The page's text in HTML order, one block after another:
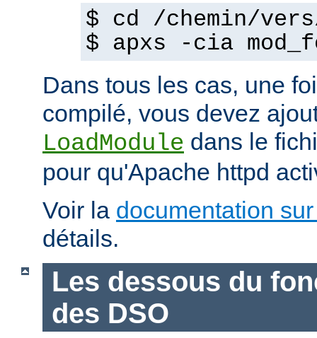
$ cd /chemin/
$ apxs -cia
Dans tous les cas, une
compilé, vous devez
LoadModule dans le
pour qu'Apache httpd
Voir la documentation
détails.
Les dessous du
des DSO